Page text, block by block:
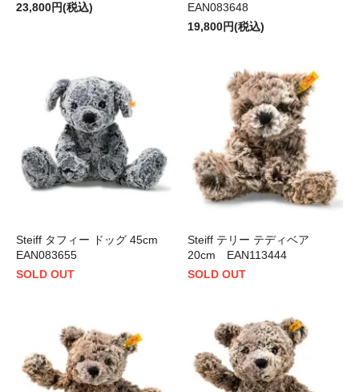
23,800円(税込)
EAN083648
19,800円(税込)
Steiff タフィー ドッグ 45cm
EAN083655
SOLD OUT
Steiff テリー テディベア
20cm EAN113444
SOLD OUT